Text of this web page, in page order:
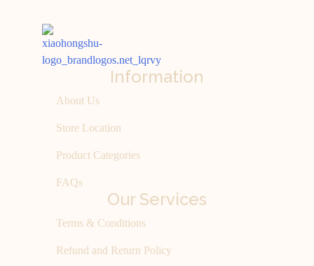
Information
About Us
Store Location
Product Categories
FAQs
Our Services
Terms & Conditions
Refund and Return Policy